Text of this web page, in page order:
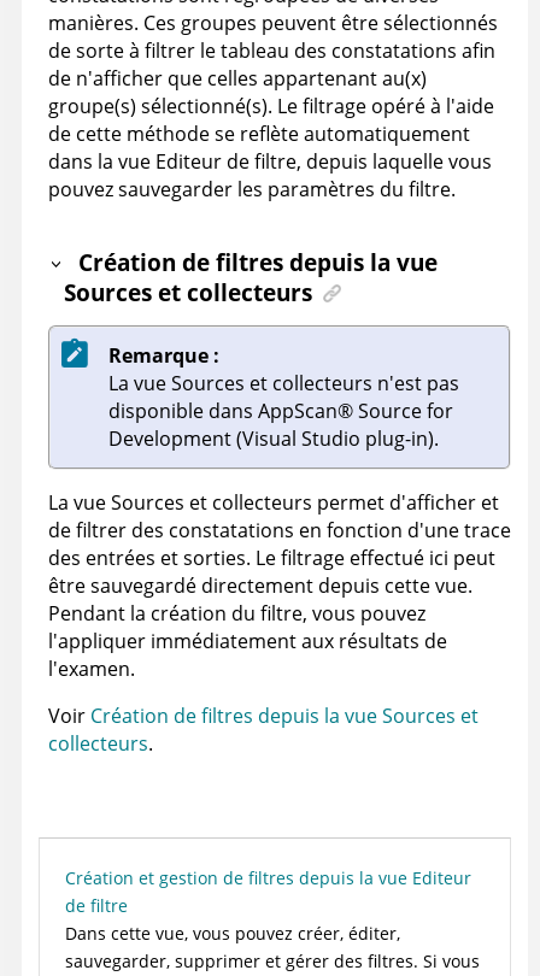
manières. Ces groupes peuvent être sélectionnés
de sorte à filtrer le tableau des constatations afin
de n'afficher que celles appartenant au(x)
groupe(s) sélectionné(s). Le filtrage opéré à l'aide
de cette méthode se reflète automatiquement
dans la vue Editeur de filtre, depuis laquelle vous
pouvez sauvegarder les paramètres du filtre.
Création de filtres depuis la vue
Sources et collecteurs
Remarque :
La vue Sources et collecteurs n'est pas
disponible dans AppScan®Source for
Development (Visual Studio plug-in).
La vue Sources et collecteurs permet d'afficher et
de filtrer des constatations en fonction d'une trace
des entrées et sorties. Le filtrage effectué ici peut
être sauvegardé directement depuis cette vue.
Pendant la création du filtre, vous pouvez
l'appliquer immédiatement aux résultats de
l'examen.
Voir Création de filtres depuis la vue Sources et
collecteurs.
Création et gestion de filtres depuis la vue Editeur
de filtre
Dans cette vue, vous pouvez créer, éditer,
sauvegarder, supprimer et gérer des filtres. Si vous